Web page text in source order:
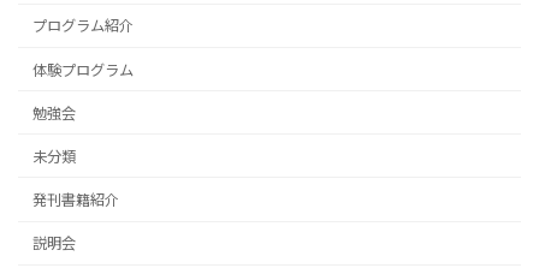
プログラム紹介
体験プログラム
勉強会
未分類
発刊書籍紹介
説明会